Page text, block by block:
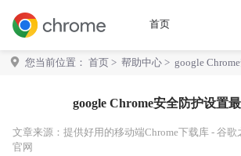
首页
您当前位置： 首页 > 帮助中心 > google Chrome安全防护设置最新方
google Chrome安全防护设置
文章来源： 提供好用的移动端Chrome下载库 - 谷歌
官网